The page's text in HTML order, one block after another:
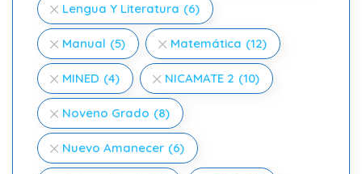
Lengua Y Literatura (6)
Manual (5) Matemática (12)
MINED (4) NICAMATE 2 (10)
Noveno Grado (8)
Nuevo Amanecer (6)